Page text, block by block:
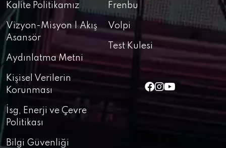
Kalite Politikamız
Vizyon-Misyon | Akış
Asansör
Aydınlatma Metni
Kişisel Verilerin
Korunması
İsg, Enerji ve Çevre
Politikası
Bilgi Güvenliği
Frenbu
Volpi
Test Kulesi